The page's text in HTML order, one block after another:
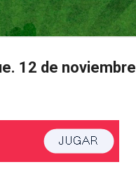
12 de noviembre